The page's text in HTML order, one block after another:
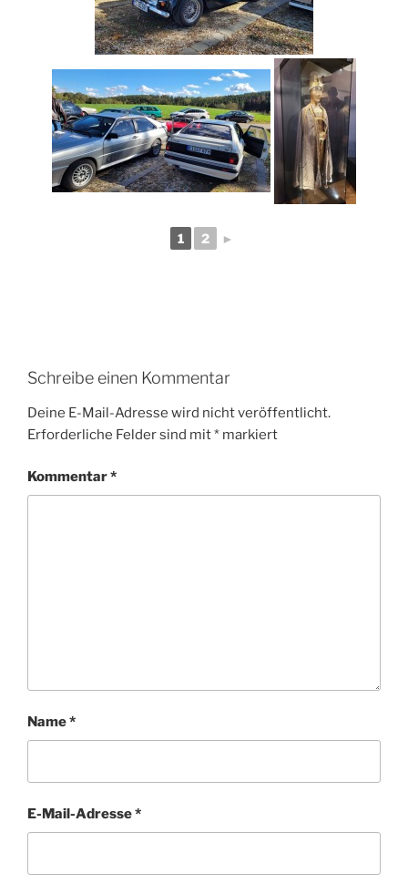
1 2 ►
Schreibe einen Kommentar
Deine E-Mail-Adresse wird nicht veröffentlicht.
Erforderliche Felder sind mit* markiert
Kommentar*
Name*
E-Mail-Adresse*